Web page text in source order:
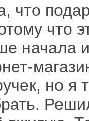
что
что
начала
но я